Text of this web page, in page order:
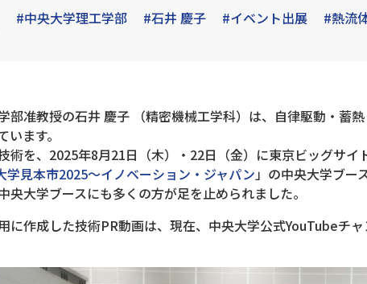
#中央大学理工学部 #石井 慶子 #イベント出展 #熱流
部准教授の石井 慶子 （精密機械工学科）は、自律駆動・蓄
います。
術を、2025年8月21日（木）・22日（金）に東京ビッグサ
学見本市2025～イノベーション・ジャパン」の中央大学ブー
央大学ブースにも多くの方が足を止められました。
に作成した技術PR動画は、現在、中央大学公式YouTubeチャ